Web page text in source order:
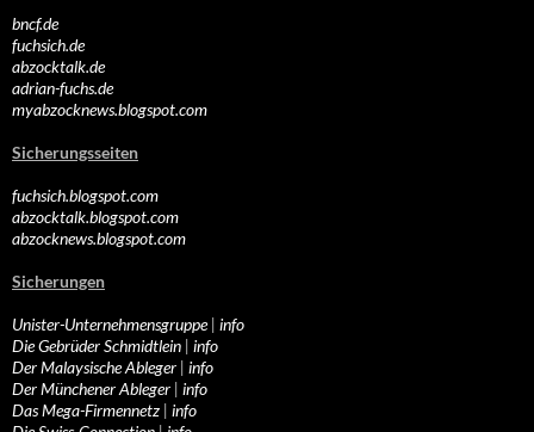
bncf.de
fuchsich.de
abzocktalk.de
adrian-fuchs.de
myabzocknews.blogspot.com
Sicherungsseiten
fuchsich.blogspot.com
abzocktalk.blogspot.com
abzocknews.blogspot.com
Sicherungen
Unister-Unternehmensgruppe| info
Die Gebrüder Schmidtlein | info
Der Malaysische Ableger | info
Der Münchener Ableger | info
Das Mega-Firmennetz | info